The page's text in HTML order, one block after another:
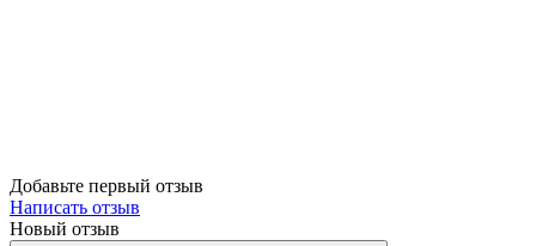
Добавьте первый отзыв
Написать отзыв
Новый отзыв